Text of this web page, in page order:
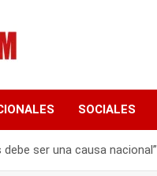
SOCIALES
ser una causa nacional”